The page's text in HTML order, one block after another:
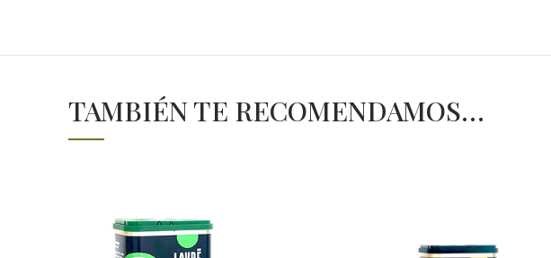
TAMBIÉN TE RECOMENDAMOS…